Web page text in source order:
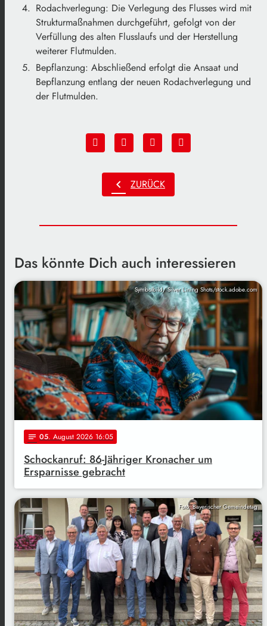
Rodachverlegung: Die Verlegung des Flusses wird mit
Strukturmaßnahmen durchgeführt, gefolgt von der
Verfüllung des alten Flusslaufs und der Herstellung
weiterer Flutmulden.
Bepflanzung: Abschließend erfolgt die Ansaat und
Bepflanzung entlang der neuen Rodachverlegung und
der Flutmulden.
chevron_left ZURÜCK
Das könnte Dich auch interessieren
Symbolbild/ Silver Lining Shots/stock.adobe.com
notes 05. August 2026 16:05
Schockanruf: 86-Jähriger Kronacher um
Ersparnisse gebracht
Foto: Bayerischer Gemeindetag